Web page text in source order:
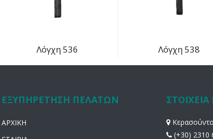
Λόγχη 536 Λόγχη 538
ΕΞΥΠΗΡΕΤΗΣΗ ΠΕΛΑΤΩΝ
ΑΡΧΙΚΗ
(+30) 2310